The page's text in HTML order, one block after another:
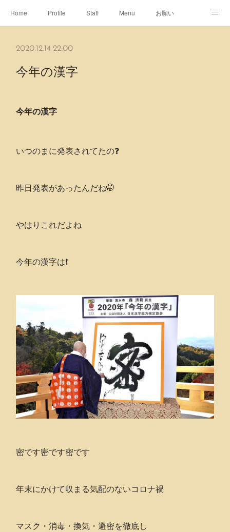
Home Profile Staff Menu お願い
2020.12.14 22:00
今年の漢字
今年の漢字
いつのまに発表されてたの❓
昨日発表があったんだね🤭
やはりこれだよね
今年の漢字は❗️
密です密です密です
年末にかけて収まる気配のないコロナ禍
マスク・消毒・換気・避密を徹底し